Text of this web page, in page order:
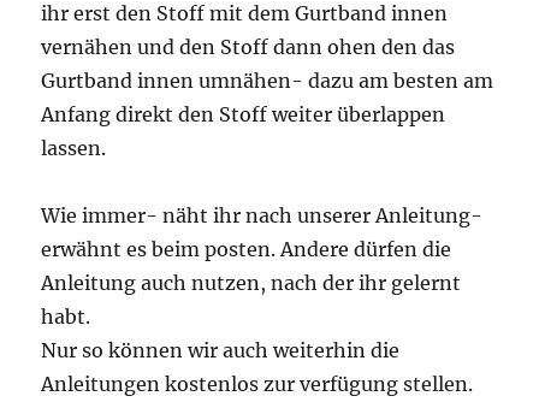
ihr erst den Stoff mit dem Gurtband innen
vernähen und den Stoff dann ohen den das
Gurtband innen umnähen- dazu am besten am
Anfang direkt den Stoff weiter überlappen
lassen.
Wie immer- näht ihr nach unserer Anleitung-
erwähnt es beim posten. Andere dürfen die
Anleitung auch nutzen, nach der ihr gelernt
habt.
Nur so können wir auch weiterhin die
Anleitungen kostenlos zur verfügung stellen.